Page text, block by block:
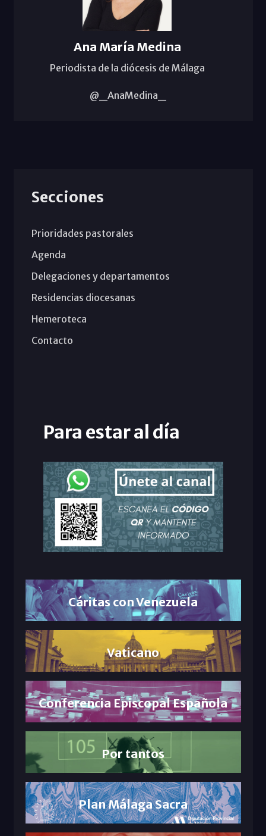
Ana María Medina
Periodista de la diócesis de Málaga
@_AnaMedina_
Secciones
Prioridades pastorales
Agenda
Delegaciones y departamentos
Residencias diocesanas
Hemeroteca
Contacto
Para estar al día
Cáritas con Venezuela
Vaticano
Conferencia Episcopal Española
Por tantos
Plan Málaga Sacra